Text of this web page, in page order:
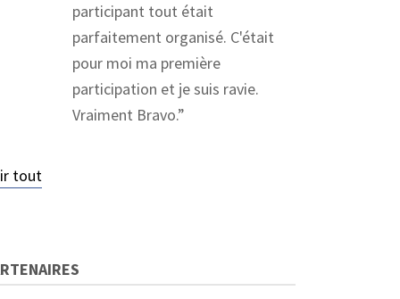
participant tout était
parfaitement organisé. C'était
pour moi ma première
participation et je suis ravie.
Vraiment Bravo.
tout